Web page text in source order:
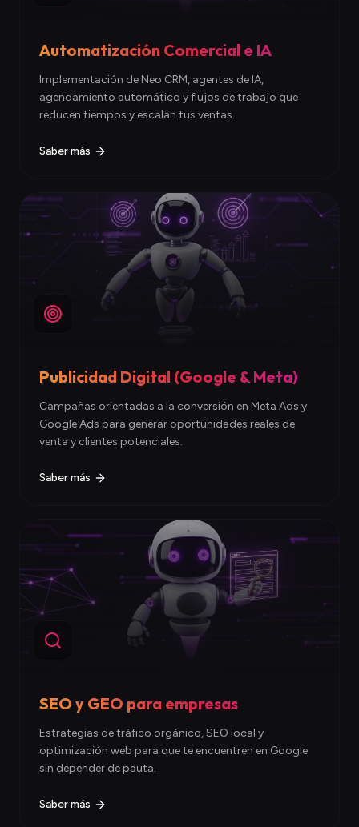
Automatización Comercial e IA
Implementación de Neo CRM, agentes de IA,
agendamiento automático y flujos de trabajo que
reducen tiempos y escalan tus ventas.
Saber más
Publicidad Digital (Google & Meta)
Campañas orientadas a la conversión en Meta Ads y
Google Ads para generar oportunidades reales de
venta y clientes potenciales.
Saber más
SEO y GEO para empresas
Estrategias de tráfico orgánico, SEO local y
optimización web para que te encuentren en Google
sin depender de pauta.
Saber más